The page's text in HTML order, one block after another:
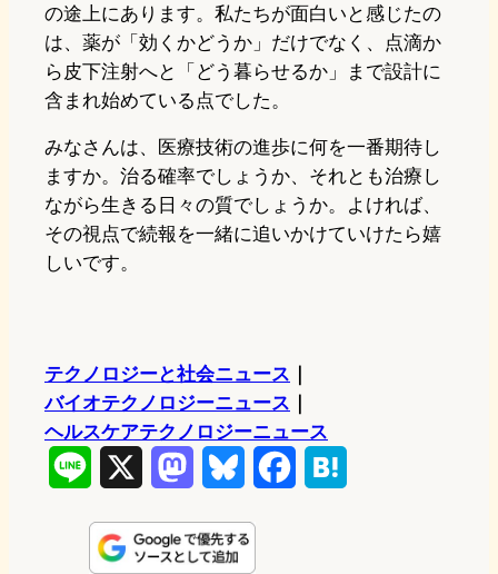
の途上にあります。私たちが面白いと感じたの
は、薬が「効くかどうか」だけでなく、点滴か
ら皮下注射へと「どう暮らせるか」まで設計に
含まれ始めている点でした。
みなさんは、医療技術の進歩に何を一番期待し
ますか。治る確率でしょうか、それとも治療し
ながら生きる日々の質でしょうか。よければ、
その視点で続報を一緒に追いかけていけたら嬉
しいです。
テクノロジーと社会ニュース
バイオテクノロジーニュース
ヘルスケアテクノロジーニュース
n
s
u